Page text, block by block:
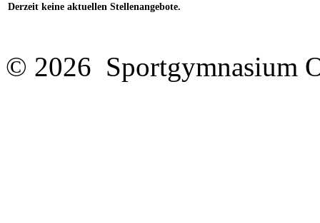
Derzeit keine aktuellen Stellenangebote.
© 2026 Sportgymnasium